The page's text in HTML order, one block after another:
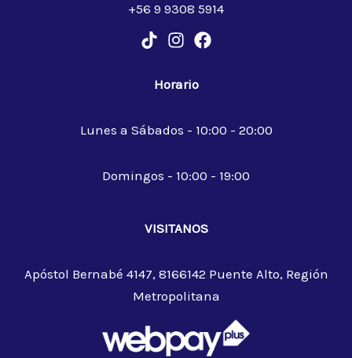
+56 9 9308 5914
Horario
Lunes a Sábados - 10:00 - 20:00
Domingos - 10:00 - 19:00
VISITANOS
Apóstol Bernabé 4147, 8166142 Puente Alto, Región
Metropolitana